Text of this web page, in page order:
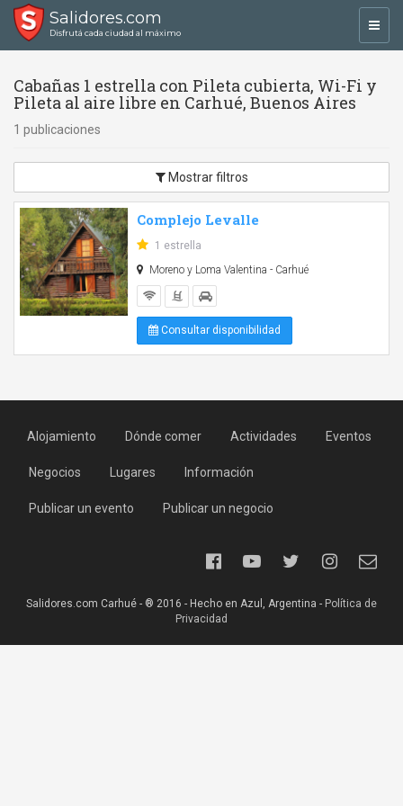
Salidores.com
Disfrutá cada ciudad al máximo
Cabañas 1 estrella con Pileta cubierta, Wi-Fi y
Pileta al aire libre en Carhué, Buenos Aires
1 publicaciones
Mostrar filtros
Complejo Levalle
1 estrella
Moreno y Loma Valentina - Carhué
Consultar disponibilidad
Alojamiento Dónde comer Actividades Eventos
Negocios Lugares Información
Publicar un evento Publicar un negocio
Salidores.com Carhué - ® 2016 - Hecho en Azul, Argentina - Política de
Privacidad